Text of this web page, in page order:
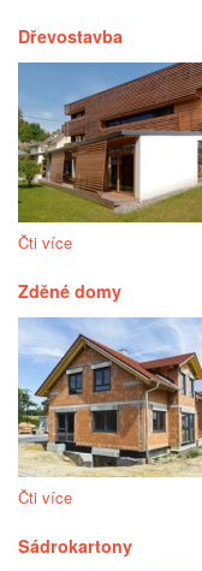
Dřevostavba
Čti více
Zděné domy
Čti více
Sádrokartony